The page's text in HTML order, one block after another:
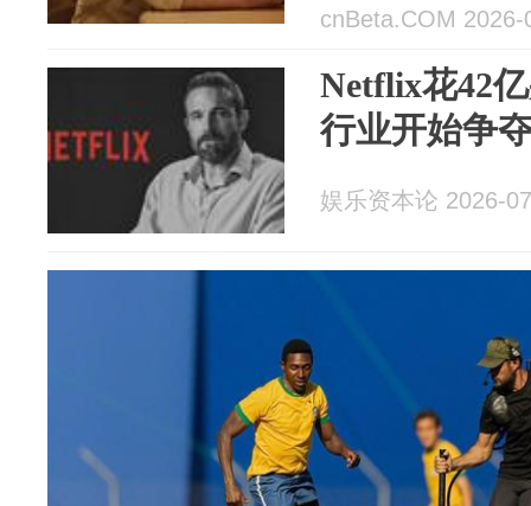
cnBeta.COM 2026-
Netflix花42
行业开始争
娱乐资本论 2026-